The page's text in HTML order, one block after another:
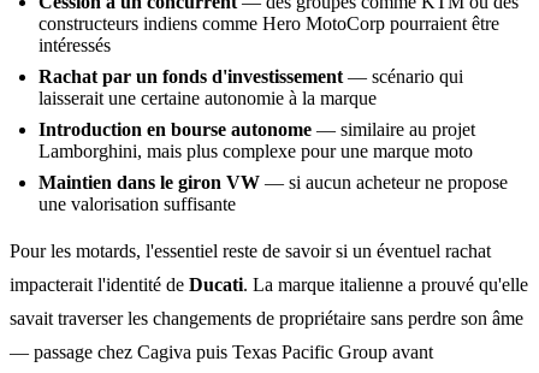
constructeurs indiens comme Hero MotoCorp pourraient être
intéressés
Rachat par un fonds d'investissement — scénario qui
laisserait une certaine autonomie à la marque
Introduction en bourse autonome — similaire au projet
Lamborghini, mais plus complexe pour une marque moto
Maintien dans le giron VW — si aucun acheteur ne propose
une valorisation suffisante
Pour les motards, l'essentiel reste de savoir si un éventuel rachat
impacterait l'identité de Ducati. La marque italienne a prouvé qu'elle
savait traverser les changements de propriétaire sans perdre son âme
— passage chez Cagiva puis Texas Pacific Group avant